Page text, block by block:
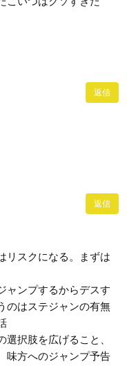
返信
返信
リスクになる。まずは
ャンプするからデスす
のはステジャンの有無
択肢を広げること、
味方へのジャンプ予告